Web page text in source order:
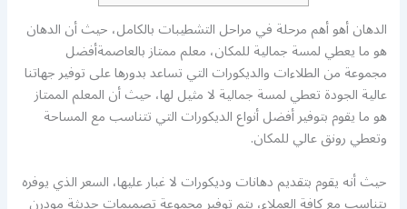
الدهان أهو أهم مرحلة في مراحل التشطيبات بالكامل، حيث أن الدهان
هو ما يعطي لمسة جمالية للمكان، معلم ممتاز بالعاصمةأفضل
مجموعة من الطلاءات والديكورات التي تساعد بدورها على توفير جهاتنا
عالية الجودة تعطي لمسة جمالية لا مثيل لها، حيث أن المعلم الممتاز
هو ما يقوم بتوفير أفضل أنواع الديكورات التي تتناسب مع المساحة
وتعطي رونق عالي للمكان.
حيث أنه يقوم بتقديم دهانات وديكورات لا غبار عليها، السعر الذي يوفره